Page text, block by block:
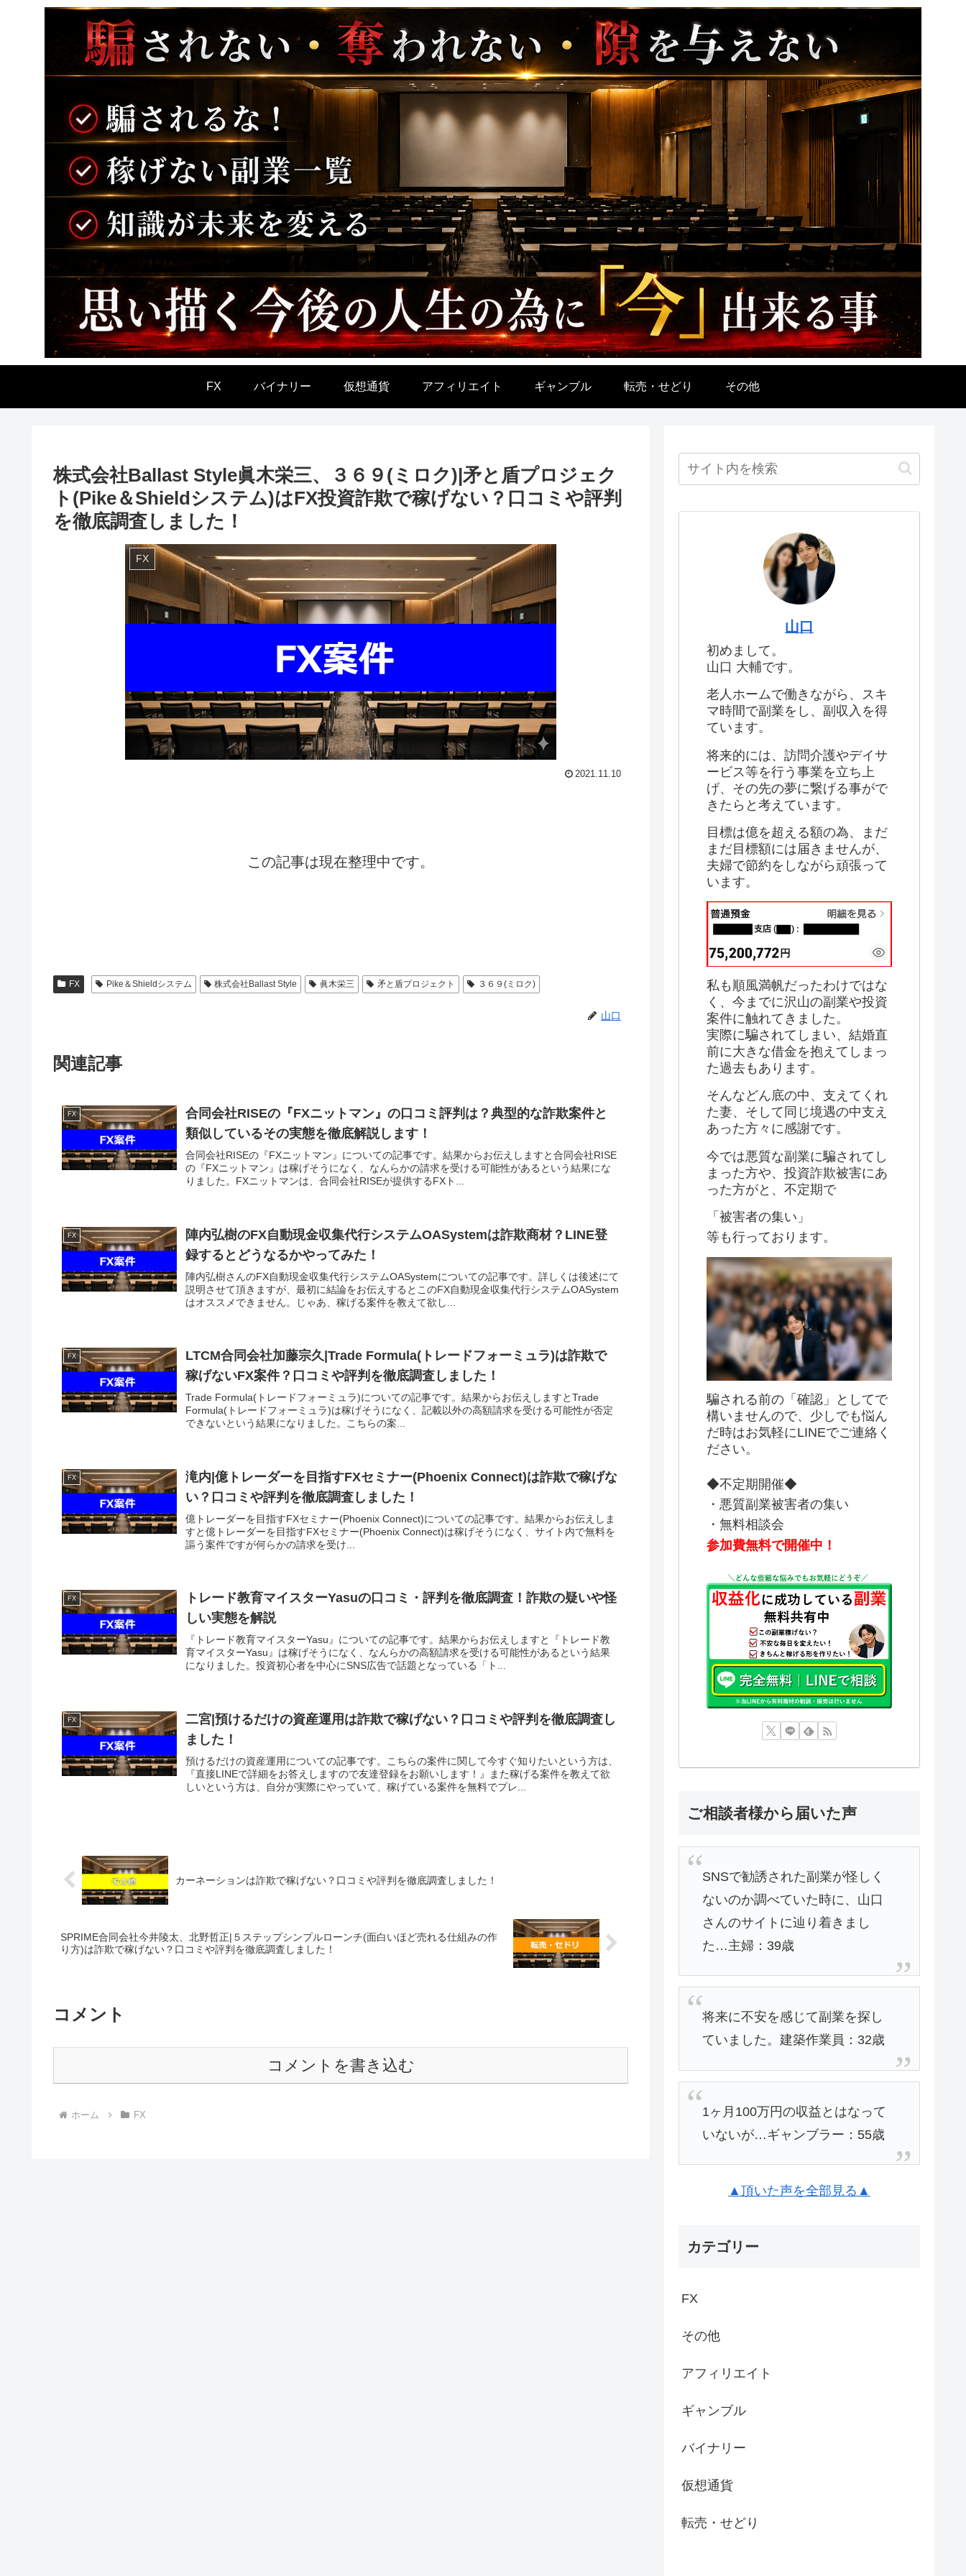
FX バイナリー 仮想通貨 アフィリエイト ギャンブル 転売・せどり その他
株式会社Ballast Style眞木栄三、３６９(ミロク)|矛と盾プロジェク
ト(Pike＆Shieldシステム)はFX投資詐欺で稼げない？口コミや評判
を徹底調査しました！
FX
2021.11.10
この記事は現在整理中です。
FX Pike＆Shieldシステム 株式会社Ballast Style 眞木栄三 矛と盾プロジェクト ３６９(ミロク)
山口
関連記事
FX
合同会社RISEの『FXニットマン』の口コミ評判は？典型的な詐欺案件と
類似しているその実態を徹底解説します！
合同会社RISEの『FXニットマン』についての記事です。結果からお伝えしますと合同会社RISE
の『FXニットマン』は稼げそうになく、なんらかの請求を受ける可能性があるという結果にな
りました。FXニットマンは、合同会社RISEが提供するFXト...
FX
陣内弘樹のFX自動現金収集代行システムOASystemは詐欺商材？LINE登
録するとどうなるかやってみた！
陣内弘樹さんのFX自動現金収集代行システムOASystemについての記事です。詳しくは後述にて
説明させて頂きますが、最初に結論をお伝えするとこのFX自動現金収集代行システムOASystem
はオススメできません。じゃあ、稼げる案件を教えて欲し...
FX
LTCM合同会社加藤宗久|Trade Formula(トレードフォーミュラ)は詐欺で
稼げないFX案件？口コミや評判を徹底調査しました！
Trade Formula(トレードフォーミュラ)についての記事です。結果からお伝えしますとTrade
Formula(トレードフォーミュラ)は稼げそうになく、記載以外の高額請求を受ける可能性が否定
できないという結果になりました。こちらの案...
FX
滝内|億トレーダーを目指すFXセミナー(Phoenix Connect)は詐欺で稼げな
い？口コミや評判を徹底調査しました！
億トレーダーを目指すFXセミナー(Phoenix Connect)についての記事です。結果からお伝えしま
すと億トレーダーを目指すFXセミナー(Phoenix Connect)は稼げそうになく、サイト内で無料を
謳う案件ですが何らかの請求を受け...
FX
トレード教育マイスターYasuの口コミ・評判を徹底調査！詐欺の疑いや怪
しい実態を解説
『トレード教育マイスターYasu』についての記事です。結果からお伝えしますと『トレード教
育マイスターYasu』は稼げそうになく、なんらかの高額請求を受ける可能性があるという結果
になりました。投資初心者を中心にSNS広告で話題となっている「ト...
FX
二宮|預けるだけの資産運用は詐欺で稼げない？口コミや評判を徹底調査し
ました！
預けるだけの資産運用についての記事です。こちらの案件に関して今すぐ知りたいという方は、
『直接LINEで詳細をお答えしますので友達登録をお願いします！』また稼げる案件を教えて欲
しいという方は、自分が実際にやっていて、稼げている案件を無料でプレ...
カーネーションは詐欺で稼げない？口コミや評判を徹底調査しました！
SPRIME合同会社今井陵太、北野哲正|５ステップシンプルローンチ(面白いほど売れる仕組みの作
り方)は詐欺で稼げない？口コミや評判を徹底調査しました！
コメント
コメントを書き込む
ホーム FX
山口
初めまして。
山口 大輔です。
老人ホームで働きながら、スキ
マ時間で副業をし、副収入を得
ています。
将来的には、訪問介護やデイサ
ービス等を行う事業を立ち上
げ、その先の夢に繋げる事がで
きたらと考えています。
目標は億を超える額の為、まだ
まだ目標額には届きませんが、
夫婦で節約をしながら頑張って
います。
私も順風満帆だったわけではな
く、今までに沢山の副業や投資
案件に触れてきました。
実際に騙されてしまい、結婚直
前に大きな借金を抱えてしまっ
た過去もあります。
そんなどん底の中、支えてくれ
た妻、そして同じ境遇の中支え
あった方々に感謝です。
今では悪質な副業に騙されてし
まった方や、投資詐欺被害にあ
った方がと、不定期で
「被害者の集い」
等も行っております。
騙される前の「確認」としてで
構いませんので、少しでも悩ん
だ時はお気軽にLINEでご連絡く
ださい。
◆不定期開催◆
・悪質副業被害者の集い
・無料相談会
参加費無料で開催中！
ご相談者様から届いた声
SNSで勧誘された副業が怪しく
ないのか調べていた時に、山口
さんのサイトに辿り着きまし
た…主婦：39歳
将来に不安を感じて副業を探し
ていました。建築作業員：32歳
1ヶ月100万円の収益とはなって
いないが…ギャンブラー：55歳
▲頂いた声を全部見る▲
カテゴリー
FX
その他
アフィリエイト
ギャンブル
バイナリー
仮想通貨
転売・せどり